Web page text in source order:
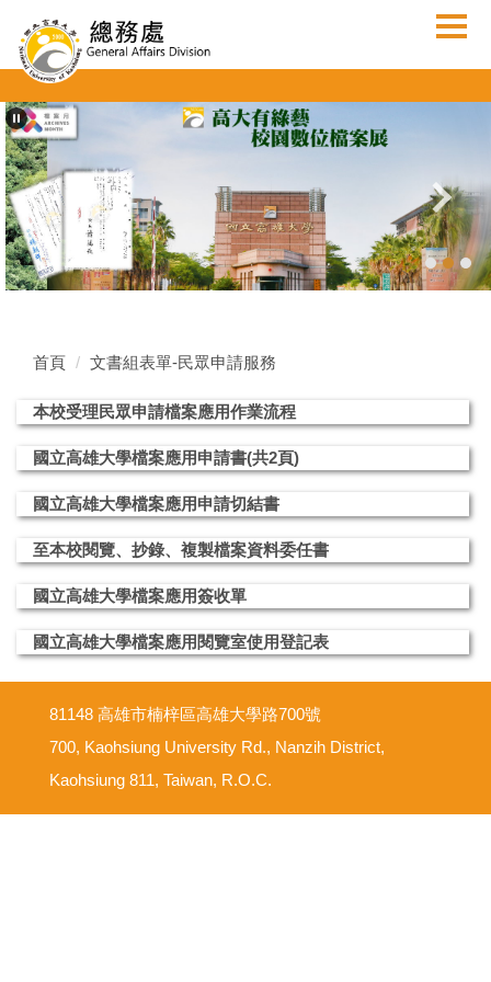
到
主
內
容
區
首頁 文書組表單-民眾申請服務
本校受理民眾申請檔案應用作業流程
國立高雄大學檔案應用申請書(共2頁)
國立高雄大學檔案應用申請切結書
至本校閱覽、抄錄、複製檔案資料委任書
國立高雄大學檔案應用簽收單
國立高雄大學檔案應用閱覽室使用登記表
81148 高雄市楠梓區高雄大學路700號
700, Kaohsiung University Rd., Nanzih District,
Kaohsiung 811, Taiwan, R.O.C.